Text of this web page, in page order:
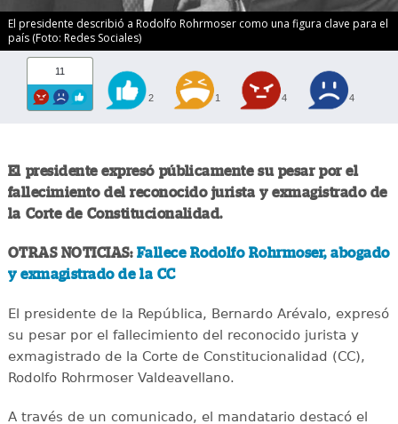
El presidente describió a Rodolfo Rohrmoser como una figura clave para el
país (Foto: Redes Sociales)
11
2 1 4 4
El presidente expresó públicamente su pesar por el
fallecimiento del reconocido jurista y exmagistrado de
la Corte de Constitucionalidad.
OTRAS NOTICIAS: Fallece Rodolfo Rohrmoser, abogado
y exmagistrado de la CC
El presidente de la República, Bernardo Arévalo, expresó
su pesar por el fallecimiento del reconocido jurista y
exmagistrado de la Corte de Constitucionalidad (CC),
Rodolfo Rohrmoser Valdeavellano.
A través de un comunicado, el mandatario destacó el